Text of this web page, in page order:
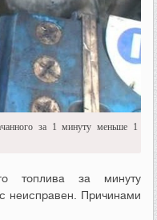
за 1 минуту меньше 1
топлива за минуту
неисправен. Причинами